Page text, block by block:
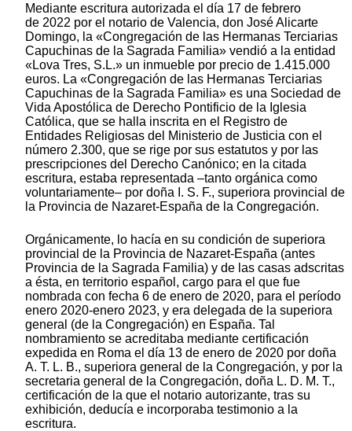
Mediante escritura autorizada el día 17 de febrero
de 2022 por el notario de Valencia, don José Alicarte
Domingo, la «Congregación de las Hermanas Terciarias
Capuchinas de la Sagrada Familia» vendió a la entidad
«Lova Tres, S.L.» un inmueble por precio de 1.415.000
euros. La «Congregación de las Hermanas Terciarias
Capuchinas de la Sagrada Familia» es una Sociedad de
Vida Apostólica de Derecho Pontificio de la Iglesia
Católica, que se halla inscrita en el Registro de
Entidades Religiosas del Ministerio de Justicia con el
número 2.300, que se rige por sus estatutos y por las
prescripciones del Derecho Canónico; en la citada
escritura, estaba representada –tanto orgánica como
voluntariamente– por doña I. S. F., superiora provincial de
la Provincia de Nazaret-España de la Congregación.
Orgánicamente, lo hacía en su condición de superiora
provincial de la Provincia de Nazaret-España (antes
Provincia de la Sagrada Familia) y de las casas adscritas
a ésta, en territorio español, cargo para el que fue
nombrada con fecha 6 de enero de 2020, para el período
enero 2020-enero 2023, y era delegada de la superiora
general (de la Congregación) en España. Tal
nombramiento se acreditaba mediante certificación
expedida en Roma el día 13 de enero de 2020 por doña
A. T. L. B., superiora general de la Congregación, y por la
secretaria general de la Congregación, doña L. D. M. T.,
certificación de la que el notario autorizante, tras su
exhibición, deducía e incorporaba testimonio a la
escritura.